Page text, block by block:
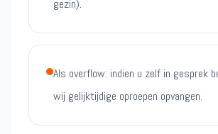
gezin).
Als overflow: indien u zelf in gesprek
wij gelijktijdige oproepen opvangen.